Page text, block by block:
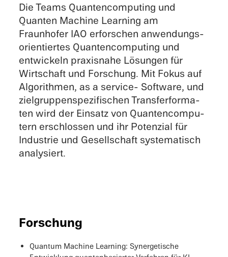
Die Teams Quanten­computing und
Quanten Machine Learning am
Fraunhofer IAO erfor­schen anwen­dungs­
ori­en­tier­tes Quanten­computing und
entwi­ckeln praxis­nahe Lösun­gen für
Wirtschaft und Forschung. Mit Fokus auf
Algorith­men, as a service- Software, und
zielgrup­pen­spe­zi­fi­schen Trans­fer­for­ma­
ten wird der Einsatz von Quanten­com­pu­
tern erschlos­sen und ihr Poten­zial für
Indus­trie und Gesell­schaft syste­ma­tisch
analysiert.
Forschung
Quantum Machine Learning: Syner­ge­ti­sche